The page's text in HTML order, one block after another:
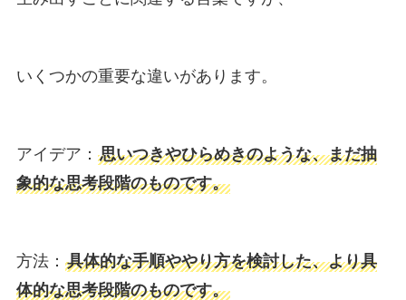
いくつかの重要な違いがあります。
アイデア： 思いつきやひらめきのような、まだ抽
象的な思考段階のものです。
方法： 具体的な手順ややり方を検討した、より具
体的な思考段階のものです。